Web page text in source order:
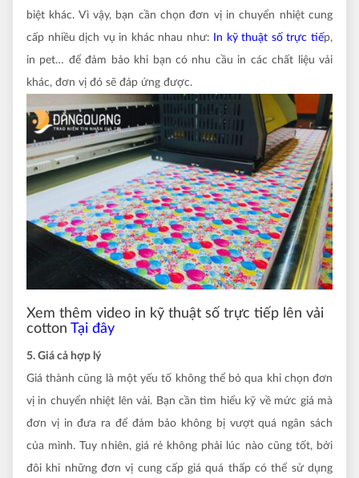
biệt khác. Vì vậy, bạn cần chọn đơn vị in chuyển nhiệt cung
cấp nhiều dịch vụ in khác nhau như:
In kỹ thuật số trực tiếp,
in pet… để đảm bảo khi bạn có nhu cầu in các chất liệu vải
khác, đơn vị đó sẽ đáp ứng được.
Xem thêm video in kỹ thuật số trực tiếp lên vải
cotton Tại đây
5. Giá cả hợp lý
Giá thành cũng là một yếu tố không thể bỏ qua khi chọn đơn
vị in chuyển nhiệt lên vải. Bạn cần tìm hiểu kỹ về mức giá mà
đơn vị in đưa ra để đảm bảo không bị vượt quá ngân sách
của mình. Tuy nhiên, giá rẻ không phải lúc nào cũng tốt, bởi
đôi khi những đơn vị cung cấp giá quá thấp có thể sử dụng